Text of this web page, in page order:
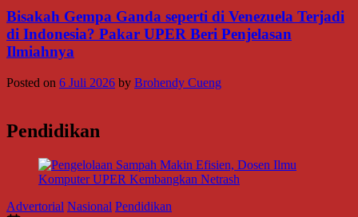
Bisakah Gempa Ganda seperti di Venezuela Terjadi
di Indonesia? Pakar UPER Beri Penjelasan
Ilmiahnya
Posted on 6 Juli 2026 by Brohendy Cueng
Pendidikan
Advertorial Nasional Pendidikan